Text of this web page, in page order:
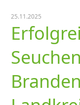
25.11.2025